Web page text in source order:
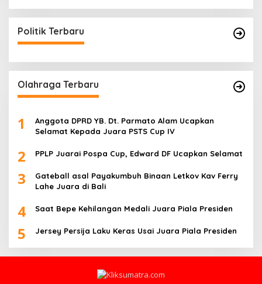
Politik Terbaru
Olahraga Terbaru
1
Anggota DPRD YB. Dt. Parmato Alam Ucapkan
Selamat Kepada Juara PSTS Cup IV
2 PPLP Juarai Pospa Cup, Edward DF Ucapkan Selamat
3
Gateball asal Payakumbuh Binaan Letkov Kav Ferry
Lahe Juara di Bali
4 Saat Bepe Kehilangan Medali Juara Piala Presiden
5 Jersey Persija Laku Keras Usai Juara Piala Presiden